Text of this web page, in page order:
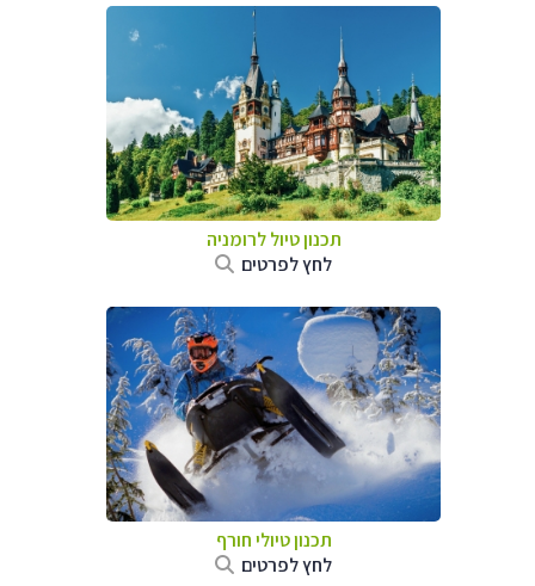
תכנון טיול לרומניה
לחץ לפרטים
תכנון טיולי חורף
לחץ לפרטים